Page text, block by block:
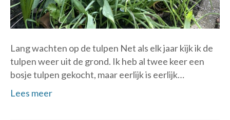
Lang wachten op de tulpen Net als elk jaar kijk ik de
tulpen weer uit de grond. Ik heb al twee keer een
bosje tulpen gekocht, maar eerlijk is eerlijk…
Lees meer